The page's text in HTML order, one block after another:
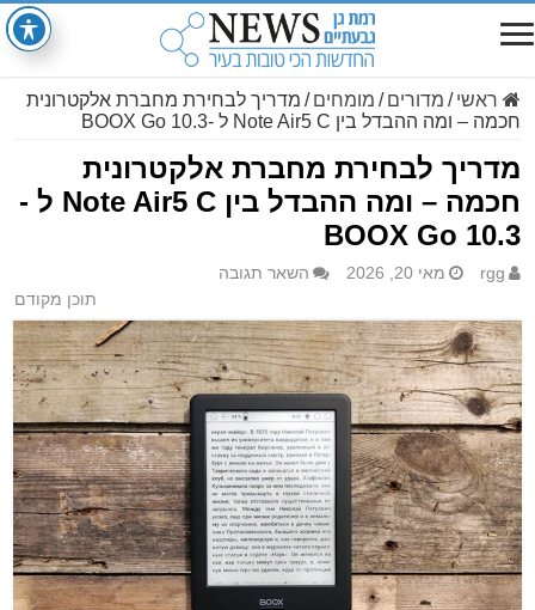
ראשי / מדורים / מומחים / מדריך לבחירת מחברת אלקטרונית
חכמה – ומה ההבדל בין Note Air5 C ל -BOOX Go 10.3
מדריך לבחירת מחברת אלקטרונית
חכמה – ומה ההבדל בין Note Air5 C ל -
BOOX Go 10.3
rgg מאי 20, 2026
השאר תגובה
תוכן מקודם